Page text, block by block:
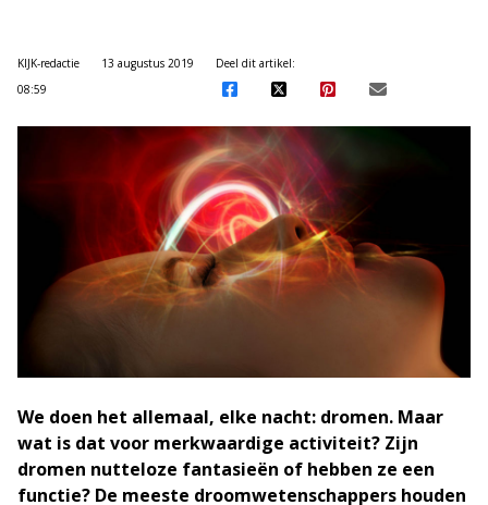
KIJK-redactie
13 augustus 2019
08:59
Deel dit artikel:
We doen het allemaal, elke nacht: dromen. Maar
wat is dat voor merkwaardige activiteit? Zijn
dromen nutteloze fantasieën of hebben ze een
functie? De meeste droomwetenschappers houden